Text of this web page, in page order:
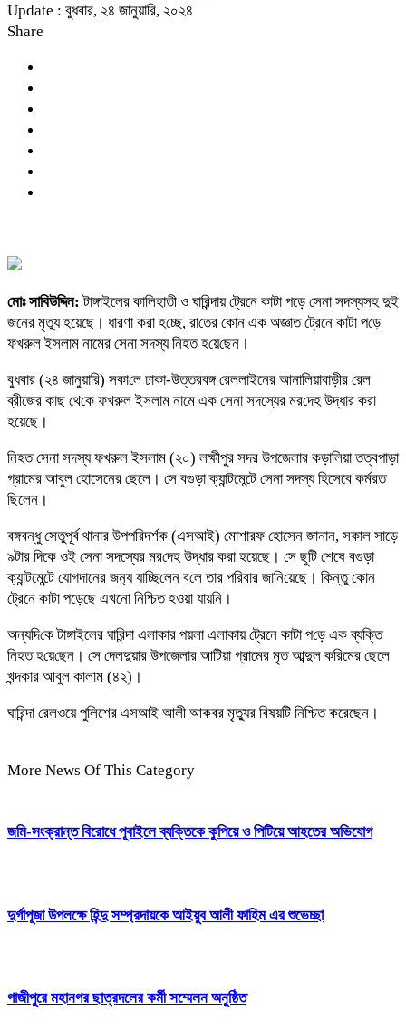
Update : বুধবার, ২৪ জানুয়ারি, ২০২৪
Share
মোঃ সাবিউদ্দিন:টাঙ্গাইলের কালিহাতী ও ঘা‌রিন্দায় ট্রেনে কাটা পড়ে সেনা সদস্যসহ দুই
জনের মৃত্যু হয়েছে। ধারণা করা হ‌চ্ছে, রা‌তের কোন এক অজ্ঞাত ট্রেনে কাটা প‌ড়ে
ফখরুল ইসলাম নামের সেনা সদস্য নিহত হ‌য়ে‌ছেন।
বুধবার (২৪ জানুয়ারি) সকা‌লে ঢাকা-উত্তরবঙ্গ রেললাইনের আনালিয়াবাড়ীর রেল
ব্রীজের কাছ থে‌কে ফখরুল ইসলাম নামে এক সেনা সদস্যের মর‌দেহ উদ্ধার করা
হয়েছে।
নিহত সেনা সদস্য ফখরুল ইসলাম (২০) লক্ষীপুর সদর উপজেলার কড়ালিয়া তত্বপাড়া
গ্রামের আবুল হোসেনের ছেলে। সে বগুড়া ক্যান্টমেন্টে সেনা সদস্য হিসেবে কর্মরত
ছিলেন।
বঙ্গবন্ধু সেতুপূর্ব থানার উপপ‌রিদর্শক (এসআই) মোশারফ হোসেন জানান, সকাল সাড়ে
৯টার দিকে ওই সেনা সদস্যের মর‌দেহ উদ্ধার করা হয়েছে। সে ছুটি শেষে বগুড়া
ক্যান্টমেন্টে যোগদানের জন‌্য যা‌চ্ছি‌লেন ব‌লে তার প‌রিবার জা‌নি‌য়েছে। কিন্তু কোন
ট্রেনে কাটা পড়েছে এখনো নিশ্চিত হওয়া যায়নি।
অন্যদি‌কে টাঙ্গাইলের ঘা‌রিন্দা এলাকার পয়লা এলাকায় ট্রেনে কাটা প‌ড়ে এক ব্যক্তি
নিহত হ‌য়ে‌ছেন। সে দেলদুয়ার উপজেলার আটিয়া গ্রামের মৃত আব্দুল করিমের ছেলে
খন্দকার আবুল কালাম (৪২)।
ঘারিন্দা রেলওয়ে পুলিশের এসআই আলী আকবর মৃত্যুর বিষয়টি নিশ্চিত করেছেন।
More News Of This Category
জমি-সংক্রান্ত বিরোধে পূবাইলে ব্যক্তিকে কুপিয়ে ও পিটিয়ে আহতের অভিযোগ
দুর্গাপূজা উপলক্ষে হিন্দু সম্প্রদায়কে আইয়ুব আলী ফাহিম এর শুভেচ্ছা
গাজীপুরে মহানগর ছাত্রদলের কর্মী সম্মেলন অনুষ্ঠিত